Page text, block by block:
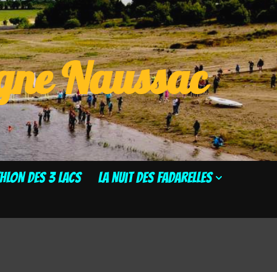
Naussac
DES 3 LACS
La Nuit des Fadarelles